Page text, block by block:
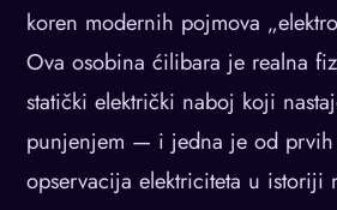
koren modernih pojmova
Ova osobina ćilibara je realna
statički električki naboj koji
punjenjem — i jedna je od prvih
opservacija elektriciteta u istoriji